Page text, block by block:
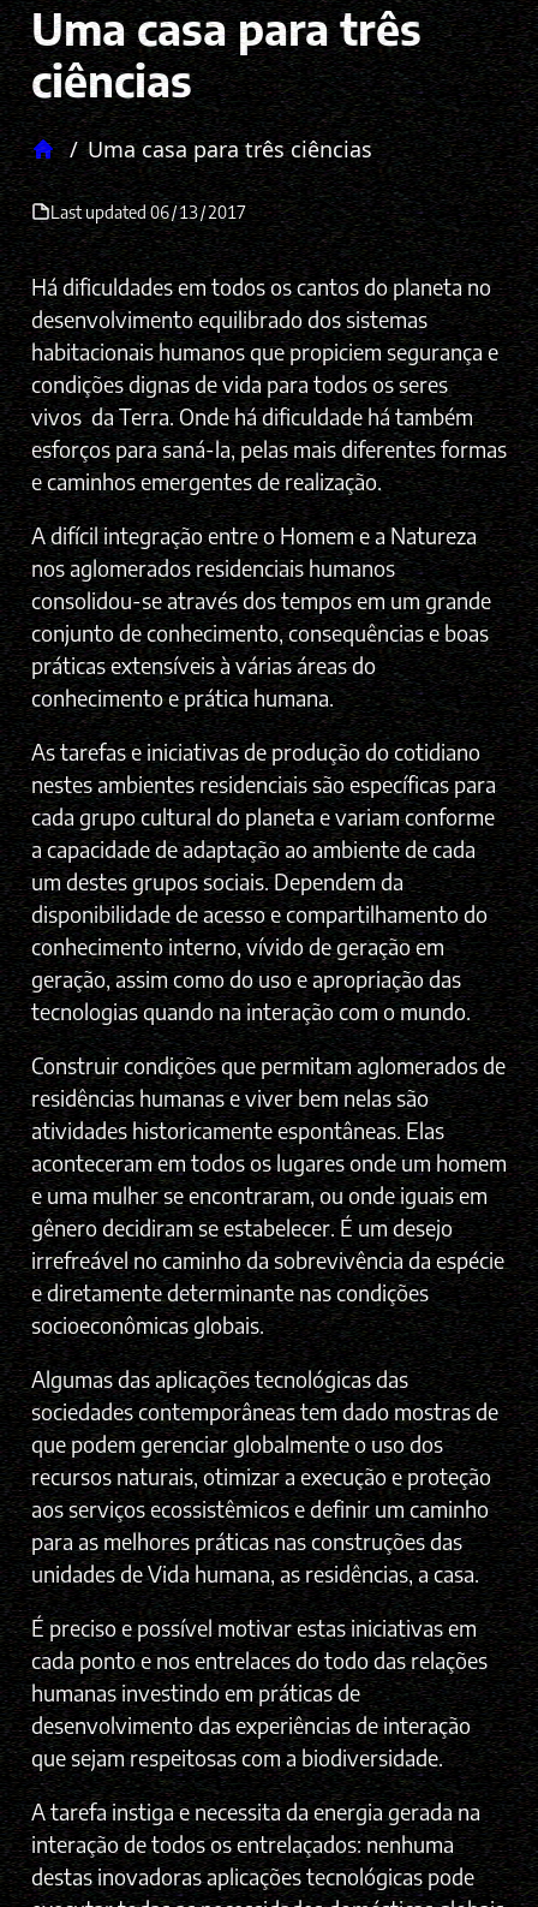
Uma casa para três
ciências
Home
/ Uma casa para três ciências
Last updated06/13/2017
Há dificuldades em todos os cantos do planeta no
desenvolvimento equilibrado dos sistemas
habitacionais humanos que propiciem segurança e
condições dignas de vida para todos os seres
vivos da Terra. Onde há dificuldade há também
esforços para saná-la, pelas mais diferentes formas
e caminhos emergentes de realização.
A difícil integração entre o Homem e a Natureza
nos aglomerados residenciais humanos
consolidou-se através dos tempos em um grande
conjunto de conhecimento, consequências e boas
práticas extensíveis à várias áreas do
conhecimento e prática humana.
As tarefas e iniciativas de produção do cotidiano
nestes ambientes residenciais são específicas para
cada grupo cultural do planeta e variam conforme
a capacidade de adaptação ao ambiente de cada
um destes grupos sociais. Dependem da
disponibilidade de acesso e compartilhamento do
conhecimento interno, vívido de geração em
geração, assim como do uso e apropriação das
tecnologias quando na interação com o mundo.
Construir condições que permitam aglomerados de
residências humanas e viver bem nelas são
atividades historicamente espontâneas. Elas
aconteceram em todos os lugares onde um homem
e uma mulher se encontraram, ou onde iguais em
gênero decidiram se estabelecer. É um desejo
irrefreável no caminho da sobrevivência da espécie
e diretamente determinante nas condições
socioeconômicas globais.
Algumas das aplicações tecnológicas das
sociedades contemporâneas tem dado mostras de
que podem gerenciar globalmente o uso dos
recursos naturais, otimizar a execução e proteção
aos serviços ecossistêmicos e definir um caminho
para as melhores práticas nas construções das
unidades de Vida humana, as residências, a casa.
É preciso e possível motivar estas iniciativas em
cada ponto e nos entrelaces do todo das relações
humanas investindo em práticas de
desenvolvimento das experiências de interação
que sejam respeitosas com a biodiversidade.
A tarefa instiga e necessita da energia gerada na
interação de todos os entrelaçados: nenhuma
destas inovadoras aplicações tecnológicas pode